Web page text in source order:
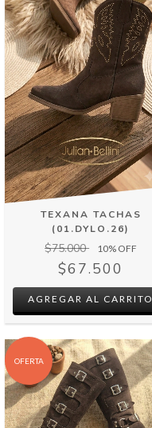
TEXANA TACHAS
(01.DYLO.26)
$75.000 10% OFF
$67.500
AGREGAR AL CARRITO
OFERTA